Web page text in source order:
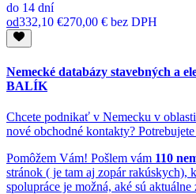
do 14 dní
od332,10 €270,00 € bez DPH
Nemecké databázy stavebných a
BALÍK
Chcete podnikať v Nemecku v
nové obchodné kontakty?
Pomôžem Vám! Pošlem vám 110
stránok ( je tam aj zopár rakúskych),
spolupráce je možná, aké sú